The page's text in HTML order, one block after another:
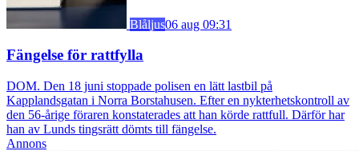
Blåljus06 aug 09:31
Fängelse för rattfylla
DOM. Den 18 juni stoppade polisen en lätt lastbil på
Kapplandsgatan i Norra Borstahusen. Efter en nykterhetskontroll av
den 56-årige föraren konstaterades att han körde rattfull. Därför har
han av Lunds tingsrätt dömts till fängelse.
Annons